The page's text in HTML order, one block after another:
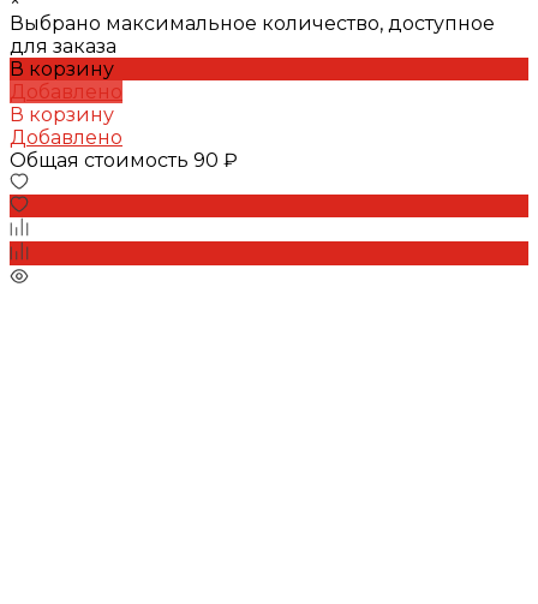
Выбрано максимальное количество, доступное
для заказа
В корзину
Добавлено
В корзину
Добавлено
Общая стоимость 90 ₽